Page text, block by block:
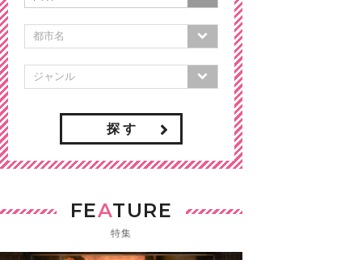
探 す
FEATURE
特集